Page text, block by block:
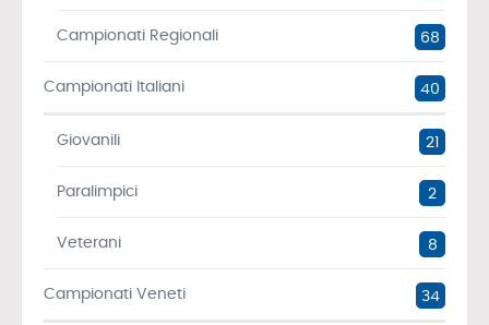
Campionati Regionali 68
Campionati Italiani 40
Giovanili 21
Paralimpici 2
Veterani 8
Campionati Veneti 34